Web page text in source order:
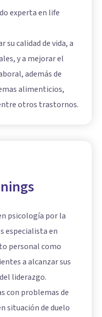
experta en life
su calidad de vida, a
y a mejorar el
además de
alimenticios,
otros trastornos.
psicología por la
especialista en
personal como
a alcanzar sus
liderazgo.
con problemas de
situación de duelo